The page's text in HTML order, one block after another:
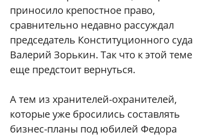
приносило крепостное право,
сравнительно недавно рассуждал
председатель Конституционного суда
Валерий Зорькин. Так что к этой теме
еще предстоит вернуться.
А тем из хранителей-охранителей,
которые уже бросились составлять
бизнес-планы под юбилей Федора